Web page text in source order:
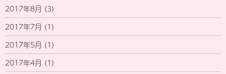
2017年8月 (3)
2017年7月 (1)
2017年5月 (1)
2017年4月 (1)